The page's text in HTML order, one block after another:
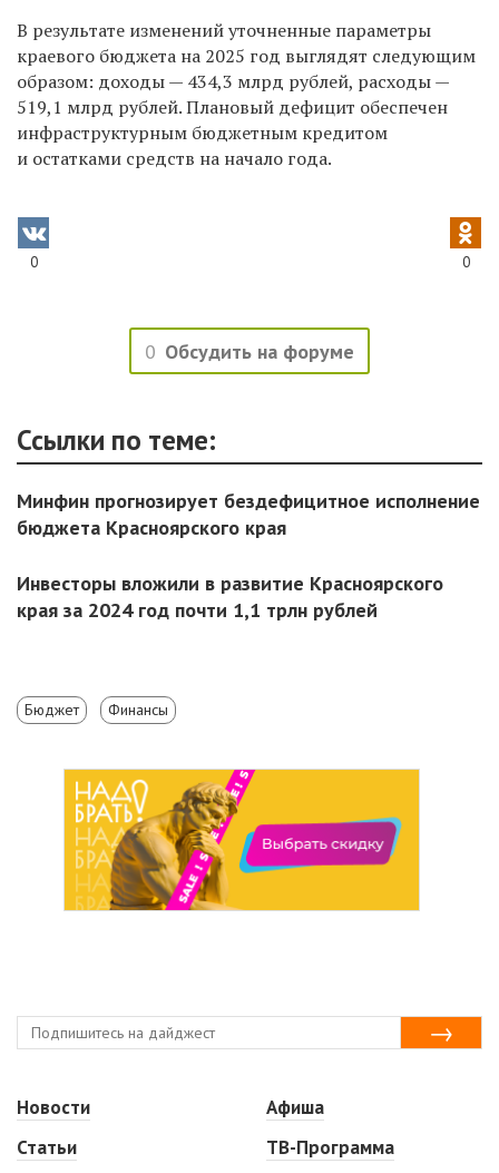
В результате изменений уточненные параметры
краевого бюджета на 2025 год выглядят следующим
образом: доходы — 434,3 млрд рублей, расходы —
519,1 млрд рублей. Плановый дефицит обеспечен
инфраструктурным бюджетным кредитом
и остатками средств на начало года.
0 0
0 Обсудить на форуме
Ссылки по теме:
Минфин прогнозирует бездефицитное исполнение
бюджета Красноярского края
Инвесторы вложили в развитие Красноярского
края за 2024 год почти 1,1 трлн рублей
Бюджет Финансы
Новости
Статьи
Афиша
ТВ-Программа